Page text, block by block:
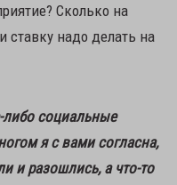
Сколько на
ставку надо делать на
либо социальные
я с вами согласна,
и разошлись, а что-то